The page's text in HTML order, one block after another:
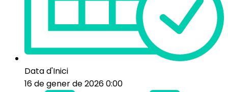
Data d'Inici
16 de gener de 2026 0:00